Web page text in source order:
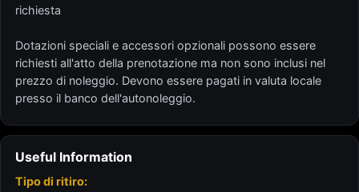
richiesta
Dotazioni speciali e accessori opzionali possono essere
richiesti all'atto della prenotazione ma non sono inclusi nel
prezzo di noleggio. Devono essere pagati in valuta locale
presso il banco dell'autonoleggio.
Useful Information
Tipo di ritiro: